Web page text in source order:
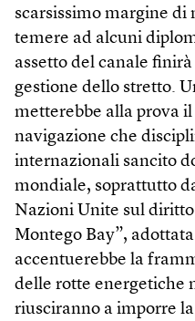
scarsissimo margine di
temere ad alcuni
assetto del canale
gestione dello stretto.
metterebbe alla prova
navigazione che
internazionali sancito
mondiale, soprattutto
Nazioni Unite sul
Montego Bay”,
accentuerebbe la
delle rotte energetiche
riusciranno a imporre